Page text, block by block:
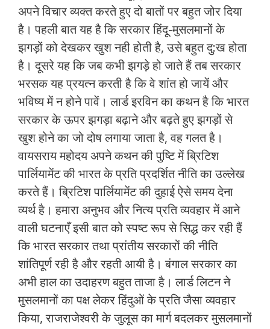
अपने विचार व्‍यक्‍त करते हुए दो बातों पर बहुत जोर दिया
है। पहली बात यह है कि सरकार हिंदू-मुसलमानों के
झगड़ों को देखकर खुश नही होती है, उसे बहुत दु:ख होता
है। दूसरे यह कि जब कभी झगड़े हो जाते हैं तब सरकार
भरसक यह प्रयत्‍न करती है कि वे शांत हो जायें और
भविष्‍य में न होने पावें। लार्ड इरविन का कथन है कि भारत
सरकार के ऊपर झगड़ा बढ़ाने और बढ़ते हुए झगड़ों से
खुश होने का जो दोष लगाया जाता है, वह गलत है।
वायसराय महोदय अपने कथन की पुष्टि में ब्रिटिश
पार्लियामेंट की भारत के प्रति प्रदर्शित नीति का उल्‍लेख
करते हैं। ब्रिटिश पार्लियामेंट की दुहाई ऐसे समय देना
व्‍यर्थ है। हमारा अनुभव और नित्‍य प्रति व्‍यवहार में आने
वाली घटनाएँ इसी बात को स्‍पष्‍ट रूप से सिद्ध कर रही हैं
कि भारत सरकार तथा प्रांतीय सरकारों की नीति
शांतिपूर्ण रही है और रहती आयी है। बंगाल सरकार का
अभी हाल का उदाहरण बहुत ताजा है। लार्ड लिटन ने
मुसलमानों का पक्ष लेकर हिंदुओं के प्रति जैसा व्‍यवहार
किया, राजराजेश्‍वरी के जुलूस का मार्ग बदलकर मुसलमानों